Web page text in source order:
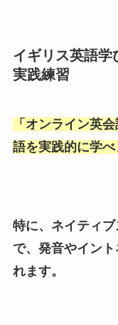
イギリス英語
実践練習
「 オンライン英
語を実践的に学べ
特に、ネイティ
で、発音やイン
れます。